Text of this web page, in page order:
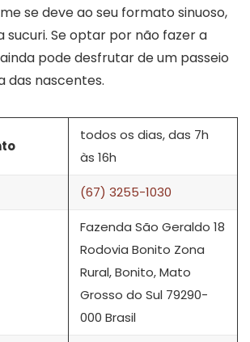
se deve ao seu formato sinuoso,
sucuri. Se optar por não fazer a
pode desfrutar de um passeio
das nascentes.
todos os dias, das 7h
às 16h
(67) 3255-1030
Fazenda São Geraldo 18
Rodovia Bonito Zona
Rural, Bonito, Mato
Grosso do Sul 79290-
000 Brasil